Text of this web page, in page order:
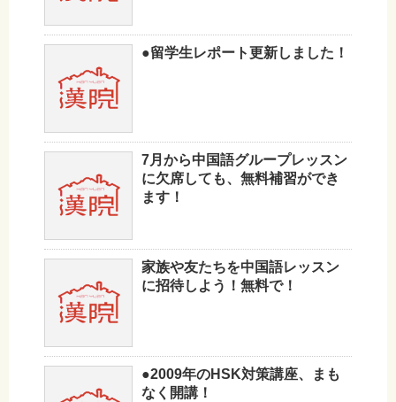
●留学生レポート更新しました！
7月から中国語グループレッスン
に欠席しても、無料補習ができ
ます！
家族や友たちを中国語レッスン
に招待しよう！無料で！
●2009年のHSK対策講座、まも
なく開講！